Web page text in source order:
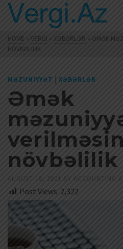
HOME » VERGI » XƏBƏRLƏR » ƏMƏK
NÖVBƏLILIK
MƏZUNIYYƏT | XƏBƏRLƏR
Əmək
növbəlilik
AUGUST 18, 2021 BY ACCOUNTING
Post Views: 2,322